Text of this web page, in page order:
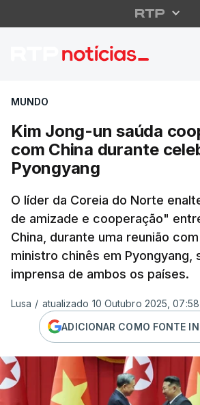
Kim Jong-un
MUNDO
Kim Jong-un saúda
com China durante
Pyongyang
O líder da Coreia do Norte
de amizade e cooperação"
China, durante uma reunião
ministro chinês em Pyongyang,
imprensa de ambos os países.
Lusa / atualizado 10 Outubro 2025, 07:58
ADICIONAR COMO FONTE